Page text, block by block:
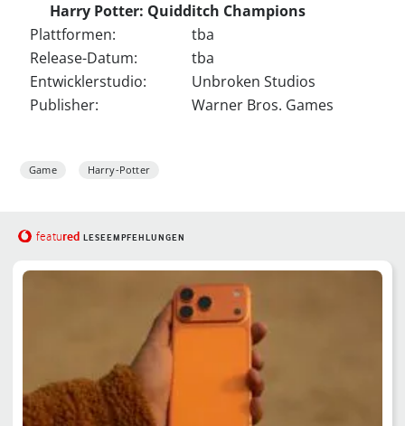
Harry Potter: Quidditch Champions
Plattformen:
tba
Release-Datum:
tba
Entwicklerstudio:
Unbroken Studios
Publisher:
Warner Bros. Games
Game Harry-Potter
featured LESEEMPFEHLUNGEN